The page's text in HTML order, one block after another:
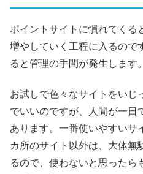
ポイントサイトに慣れてくる
増やしていく工程に入るので
ると管理の手間が発生します
お試しで色々なサイトをいじ
でいいのですが、人間が一日
あります。一番使いやすいサ
カ所のサイト以外は、大体無
るので、使わないと思ったら